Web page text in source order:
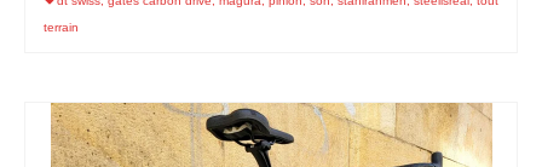
terrain